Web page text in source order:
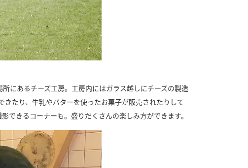
にあるチーズ工房。工房内にはガラス越しにチーズの製造
たり、牛乳やバターを使ったお菓子が販売されたりして
できるコーナーも。盛りだくさんの楽しみ方ができます。